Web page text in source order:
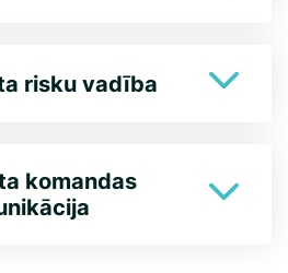
risku vadība
komandas